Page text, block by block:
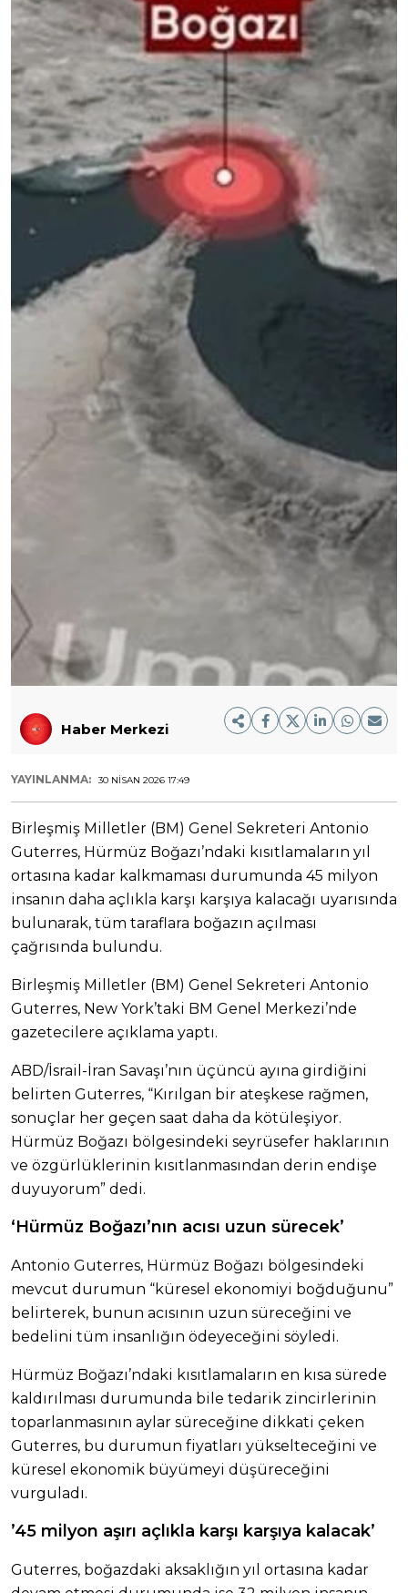
Haber Merkezi
YAYINLANMA: 30 NISAN 2026 17:49
Birleşmiş Milletler (BM) Genel Sekreteri Antonio
Guterres, Hürmüz Boğazı’ndaki kısıtlamaların yıl
ortasına kadar kalkmaması durumunda 45 milyon
insanın daha açlıkla karşı karşıya kalacağı uyarısında
bulunarak, tüm taraflara boğazın açılması
çağrısında bulundu.
Birleşmiş Milletler (BM) Genel Sekreteri Antonio
Guterres, New York’taki BM Genel Merkezi’nde
gazetecilere açıklama yaptı.
ABD/İsrail-İran Savaşı’nın üçüncü ayına girdiğini
belirten Guterres, “Kırılgan bir ateşkese rağmen,
sonuçlar her geçen saat daha da kötüleşiyor.
Hürmüz Boğazı bölgesindeki seyrüsefer haklarının
ve özgürlüklerinin kısıtlanmasından derin endişe
duyuyorum” dedi.
‘Hürmüz Boğazı’nın acısı uzun sürecek’
Antonio Guterres, Hürmüz Boğazı bölgesindeki
mevcut durumun “küresel ekonomiyi boğduğunu”
belirterek, bunun acısının uzun süreceğini ve
bedelini tüm insanlığın ödeyeceğini söyledi.
Hürmüz Boğazı’ndaki kısıtlamaların en kısa sürede
kaldırılması durumunda bile tedarik zincirlerinin
toparlanmasının aylar süreceğine dikkati çeken
Guterres, bu durumun fiyatları yükselteceğini ve
küresel ekonomik büyümeyi düşüreceğini
vurguladı.
’45 milyon aşırı açlıkla karşı karşıya kalacak’
Guterres, boğazdaki aksaklığın yıl ortasına kadar